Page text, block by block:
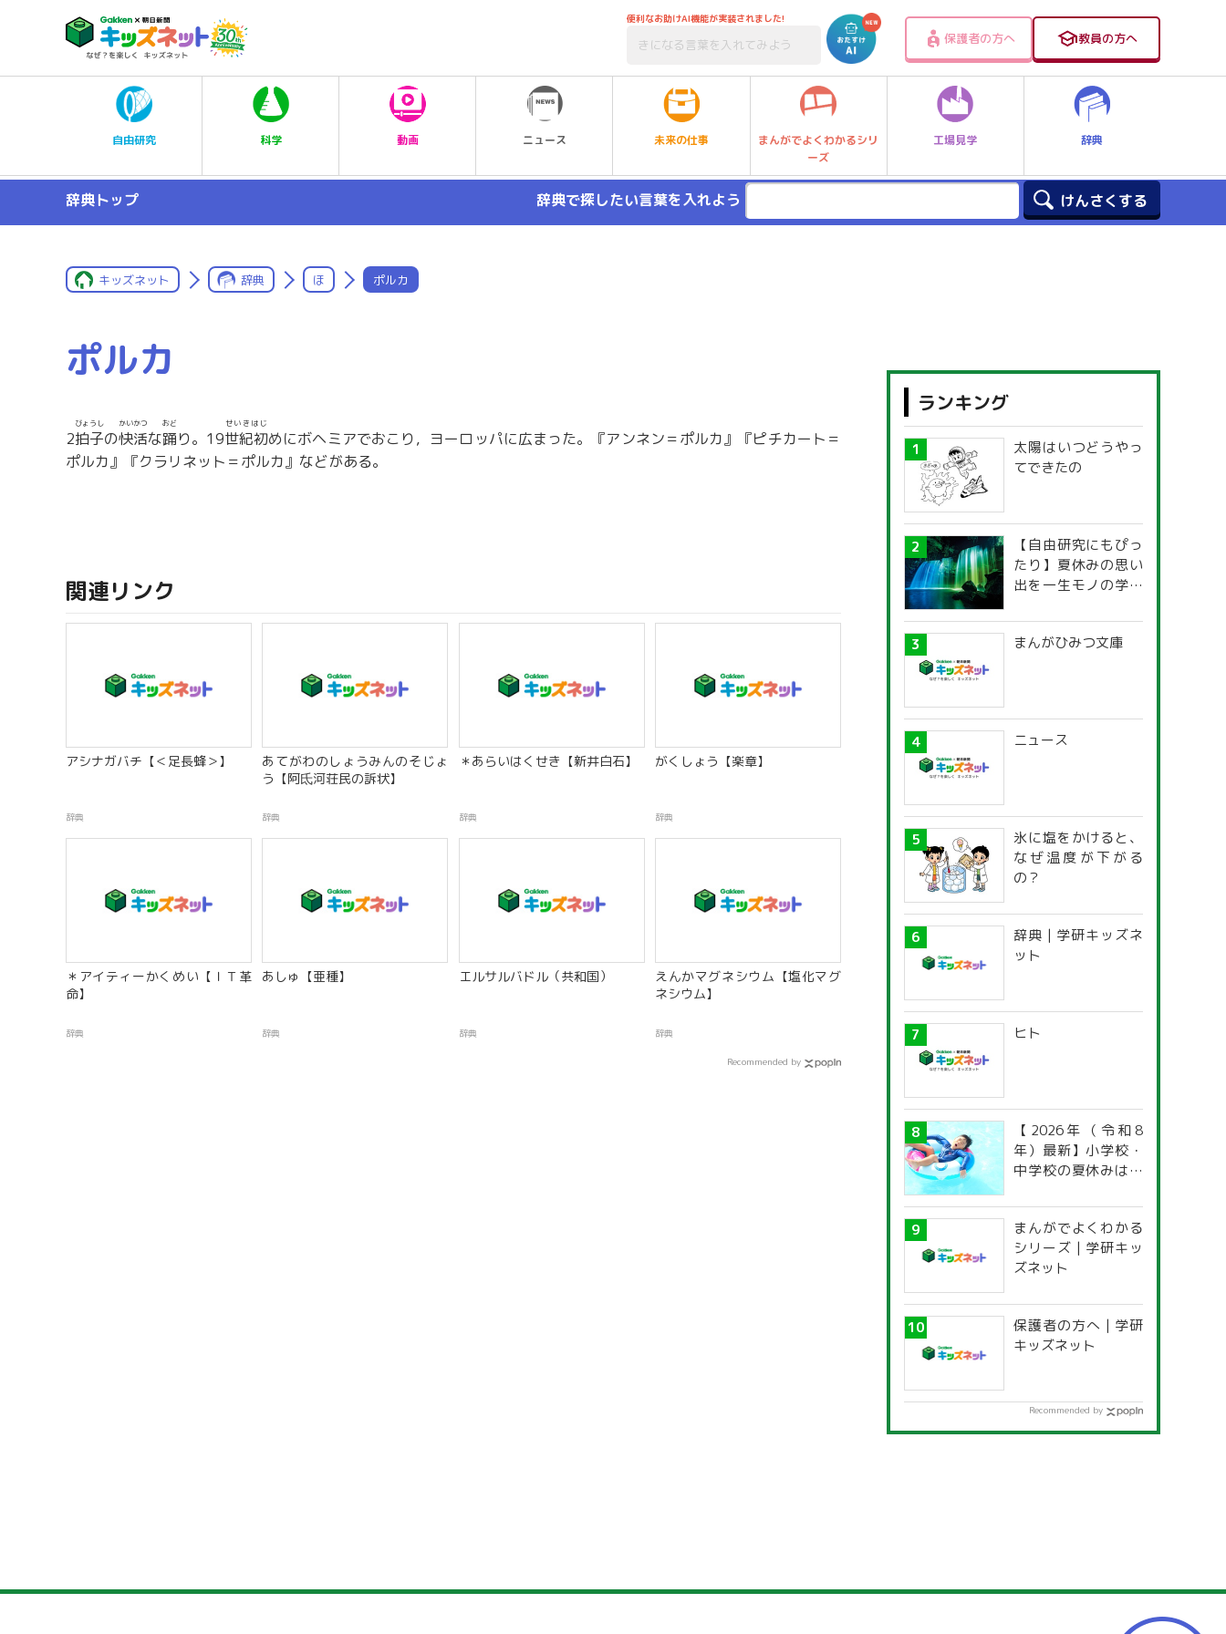
便利なお助けAI機能が実装されました!
保護者の方へ 教員の方へ
自由研究 科学 動画 ニュース 未来の仕事
まんがでよくわかるシリ
ーズ
工場見学 辞典
辞典トップ 辞典で探したい言葉を入れよう
キッズネット 辞典 ほ ポルカ
ポルカ
2拍子
びょうし
の快活
かいかつ
な踊
おど
り。19世紀初
せいきはじ
めにボヘミアでおこり，ヨーロッパに広まった。『アンネン＝ポルカ』『ピチカート＝
ポルカ』『クラリネット＝ポルカ』などがある。
関連リンク
アシナガバチ【＜足長蜂＞】
辞典
あてがわのしょうみんのそじょ
う【阿氐河荘民の訴状】
辞典
＊あらいはくせき【新井白石】
辞典
がくしょう【楽章】
辞典
＊アイティーかくめい【ＩＴ革
命】
辞典
あしゅ【亜種】
辞典
エルサルバドル（共和国）
辞典
えんかマグネシウム【塩化マグ
ネシウム】
辞典
Recommended by
ランキング
太陽はいつどうやっ
てできたの
【自由研究にもぴっ
たり】夏休みの思い
出を一生モノの学び
探究ガイド
まんがひみつ文庫
ニュース
氷に塩をかけると、
なぜ温度が下がる
の？
辞典 | 学研キッズネ
ット
ヒト
【2026年（令和8
年）最新】小学校・
中学校の夏休みはい
道府県別「夏季休暇
一覧」
まんがでよくわかる
シリーズ | 学研キッ
ズネット
保護者の方へ | 学研
キッズネット
Recommended by